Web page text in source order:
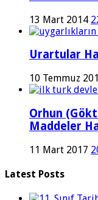
13 Mart 2014
Urartular
10 Temmuz
Orhun
Maddeler
11 Mart 2017
Latest Posts